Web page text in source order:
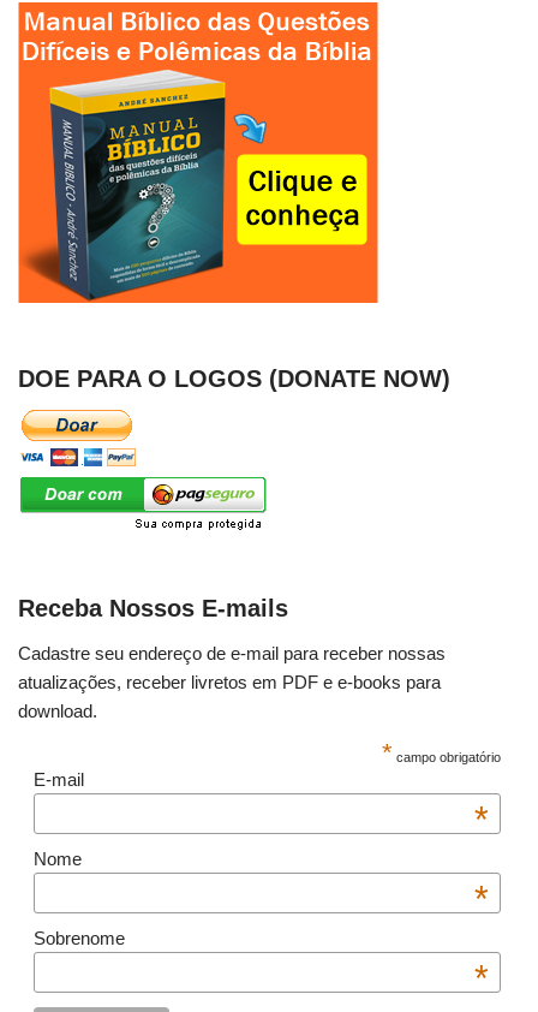
DOE PARA O LOGOS (DONATE NOW)
Receba Nossos E-mails
Cadastre seu endereço de e-mail para receber nossas
atualizações, receber livretos em PDF e e-books para
download.
* campo obrigatório
E-mail
*
Nome
*
Sobrenome
*